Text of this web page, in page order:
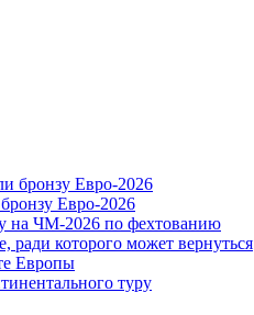
Евро-2026
на ЧМ-2026 по фехтованию
ради которого может вернуться
Европы
туру